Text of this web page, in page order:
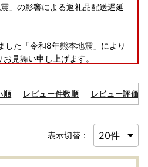
」の影響による返礼品配送遅延
た「令和8年熊本地震」により
見舞い申し上げます。
本地震の影響により、
つ、準備が整い次第順次返礼品
をいただけますよう、何卒ご理
順 レビュー件数順 レビュー評価順
表示切替：